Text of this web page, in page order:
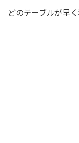
どのテーブルが早